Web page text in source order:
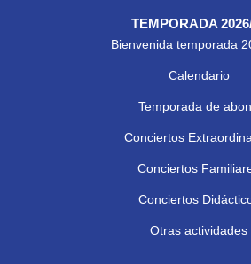
TEMPORADA
Bienvenida temporada
Calendario
Temporada de
Conciertos
Conciertos
Conciertos
Otras actividades